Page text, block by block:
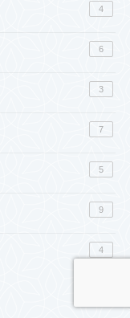
4
6
3
7
5
9
4